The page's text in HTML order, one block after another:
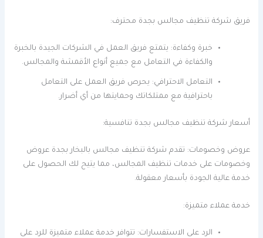
فريق شركة تنظيف مجالس بجدة محترف:
خبرة وكفاءة: يتمتع فريق العمل في الشركات الجيدة بالخبرة
والكفاءة في التعامل مع جميع أنواع الأقمشة والمجالس.
التعامل الاحترافي: يحرص فريق العمل على التعامل
باحترافية مع ممتلكاتك وحمايتها من أي أضرار.
أسعار شركة تنظيف مجالس بجدة تنافسية:
عروض وخصومات: تقدم شركة تنظيف مجالس بالبخار بجدة عروض
وخصومات على خدمات تنظيف المجالس، مما يتيح لك الحصول على
خدمة عالية الجودة بأسعار معقولة.
خدمة عملاء متميزة:
الرد على الاستفسارات: تتوافر خدمة عملاء متميزة للرد على